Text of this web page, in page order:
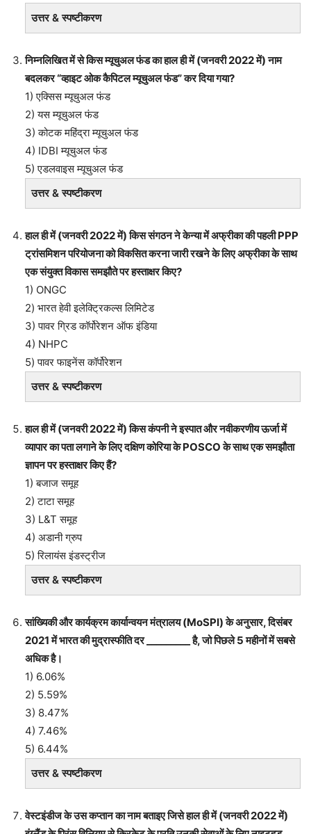
उत्तर & स्पष्टीकरण
निम्नलिखित में से किस म्यूचुअल फंड का हाल ही में (जनवरी 2022 में) नाम
बदलकर “व्हाइट ओक कैपिटल म्यूचुअल फंड” कर दिया गया?
1) एक्सिस म्यूचुअल फंड
2) यस म्यूचुअल फंड
3) कोटक महिंद्रा म्यूचुअल फंड
4) IDBI म्यूचुअल फंड
5) एडलवाइस म्यूचुअल फंड
उत्तर & स्पष्टीकरण
हाल ही में (जनवरी 2022 में) किस संगठन ने केन्या में अफ्रीका की पहली PPP
ट्रांसमिशन परियोजना को विकसित करना जारी रखने के लिए अफ्रीका के साथ
एक संयुक्त विकास समझौते पर हस्ताक्षर किए?
1) ONGC
2) भारत हेवी इलेक्ट्रिकल्स लिमिटेड
3) पावर ग्रिड कॉर्पोरेशन ऑफ इंडिया
4) NHPC
5) पावर फाइनेंस कॉर्पोरेशन
उत्तर & स्पष्टीकरण
हाल ही में (जनवरी 2022 में) किस कंपनी ने इस्पात और नवीकरणीय ऊर्जा में
व्यापार का पता लगाने के लिए दक्षिण कोरिया के POSCO के साथ एक समझौता
ज्ञापन पर हस्ताक्षर किए हैं?
1) बजाज समूह
2) टाटा समूह
3) L&T समूह
4) अडानी ग्रुप
5) रिलायंस इंडस्ट्रीज
उत्तर & स्पष्टीकरण
सांख्यिकी और कार्यक्रम कार्यान्वयन मंत्रालय (MoSPI) के अनुसार, दिसंबर
2021 में भारत की मुद्रास्फीति दर _________ है, जो पिछले 5 महीनों में सबसे
अधिक है।
1) 6.06%
2) 5.59%
3) 8.47%
4) 7.46%
5) 6.44%
उत्तर & स्पष्टीकरण
वेस्टइंडीज के उस कप्तान का नाम बताइए जिसे हाल ही में (जनवरी 2022 में)